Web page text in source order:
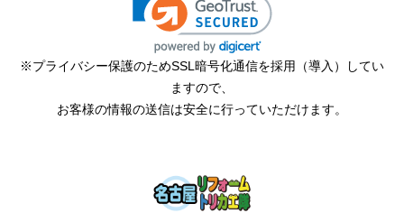
ショップからの連絡や対応は適切でしたか？
はい
予定の期日までに商品が届きましたか？
またこのショップを利用したいですか？
※プライバシー保護のためSSL暗号化通信を採用（導入）してい
ますので、
お客様の情報の送信は安全に行っていただけます。